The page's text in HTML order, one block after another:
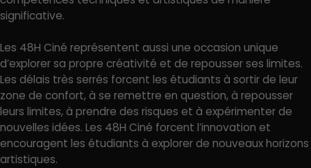
significative.
Les 48H Ciné représentent aussi une occasion unique
d’explorer sa propre créativité et de repousser ses limites.
Les délais très serrés forcent les étudiants à sortir de leur
zone de confort, à se remettre en question, à repousser
leurs limites, à prendre des risques et à expérimenter de
nouvelles idées. Les 48H Ciné forcent l’innovation et
encouragent les étudiants à explorer de nouveaux horizons
artistiques.